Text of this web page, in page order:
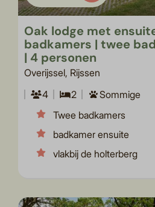
Oak lodge met
badkamers | twee
| 4 personen
Overijssel, Rijssen
4
2
Sommige
Twee badkamers
badkamer ensuite
vlakbij de holterberg